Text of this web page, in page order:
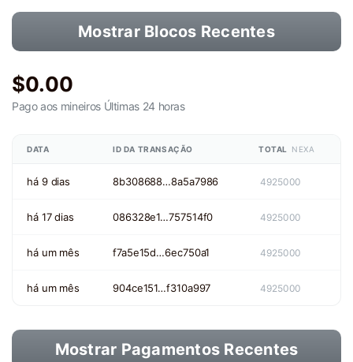
Mostrar Blocos Recentes
$0.00
Pago aos mineiros Últimas 24 horas
DATA ID DA TRANSAÇÃO TOTAL NEXA
há 9 dias 8b308688…8a5a7986 4925000
há 17 dias 086328e1…757514f0 4925000
há um mês f7a5e15d…6ec750a1 4925000
há um mês 904ce151…f310a997 4925000
Mostrar Pagamentos Recentes